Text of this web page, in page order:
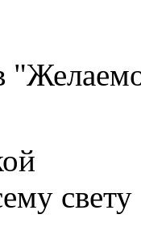
свету